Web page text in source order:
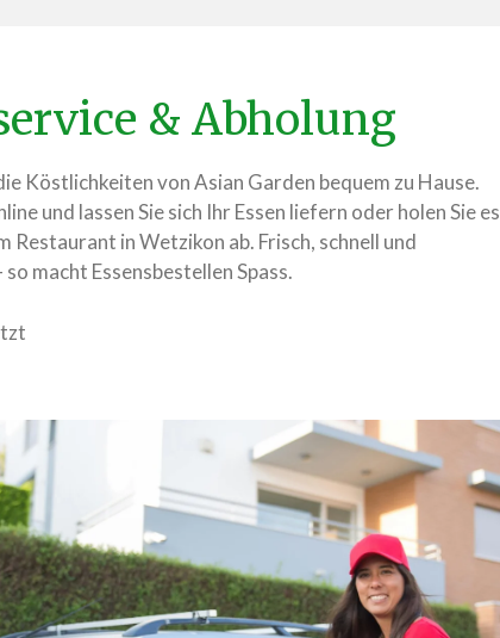
& Abholung
Köstlichkeiten von Asian Garden bequem zu Hause.
und lassen Sie sich Ihr Essen liefern oder holen Sie es
Restaurant in Wetzikon ab. Frisch, schnell und
macht Essensbestellen Spass.